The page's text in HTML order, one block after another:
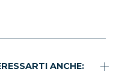
ANCHE: